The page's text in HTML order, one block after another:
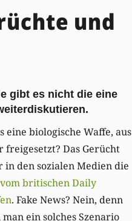
und
gibt es nicht die eine
eine biologische Waffe, aus
Das Gerücht
in den sozialen Medien die
vom britischen Daily
. Fake News? Nein, denn
ein solches Szenario